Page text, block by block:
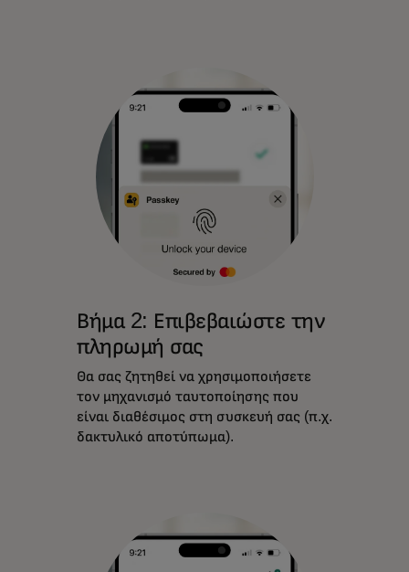
Βήμα 2: Επιβεβαιώστε την
πληρωμή σας
Θα σας ζητηθεί να χρησιμοποιήσετε
τον μηχανισμό ταυτοποίησης που
είναι διαθέσιμος στη συσκευή σας (π.χ.
δακτυλικό αποτύπωμα).